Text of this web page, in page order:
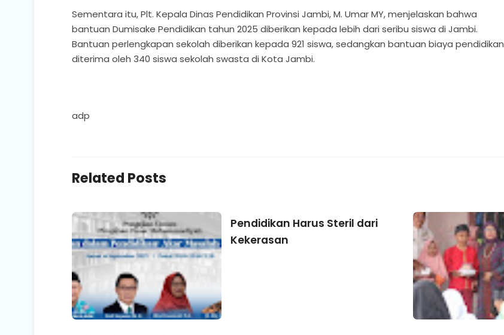
Sementara itu, Plt. Kepala Dinas Pendidikan Provinsi Jambi, M. Umar MY, menjelaskan bahwa
bantuan Dumisake Pendidikan tahun 2025 diberikan kepada lebih dari seribu siswa di Jambi.
Bantuan perlengkapan sekolah diberikan kepada 921 siswa, sedangkan bantuan biaya pendidikan
diterima oleh 340 siswa sekolah swasta di Kota Jambi.
adp
Related Posts
Pendidikan Harus Steril dari
Kekerasan